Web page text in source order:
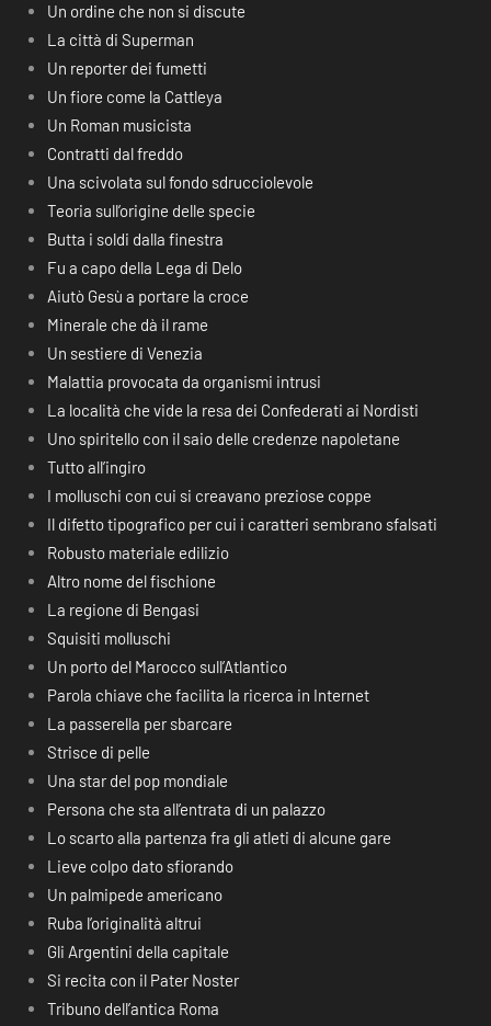
Un ordine che non si discute
La città di Superman
Un reporter dei fumetti
Un fiore come la Cattleya
Un Roman musicista
Contratti dal freddo
Una scivolata sul fondo sdrucciolevole
Teoria sull’origine delle specie
Butta i soldi dalla finestra
Fu a capo della Lega di Delo
Aiutò Gesù a portare la croce
Minerale che dà il rame
Un sestiere di Venezia
Malattia provocata da organismi intrusi
La località che vide la resa dei Confederati ai Nordisti
Uno spiritello con il saio delle credenze napoletane
Tutto all’ingiro
I molluschi con cui si creavano preziose coppe
Il difetto tipografico per cui i caratteri sembrano sfalsati
Robusto materiale edilizio
Altro nome del fischione
La regione di Bengasi
Squisiti molluschi
Un porto del Marocco sull’Atlantico
Parola chiave che facilita la ricerca in Internet
La passerella per sbarcare
Strisce di pelle
Una star del pop mondiale
Persona che sta all’entrata di un palazzo
Lo scarto alla partenza fra gli atleti di alcune gare
Lieve colpo dato sfiorando
Un palmipede americano
Ruba l’originalità altrui
Gli Argentini della capitale
Si recita con il Pater Noster
Tribuno dell’antica Roma